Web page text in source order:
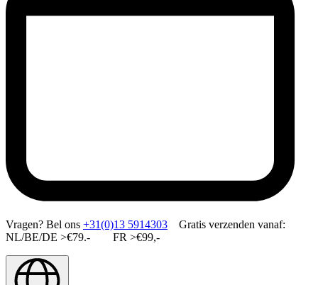
Vragen? Bel ons +31(0)13 5914303 Gratis verzenden vanaf:
NL/BE/DE >€79.- FR >€99,-